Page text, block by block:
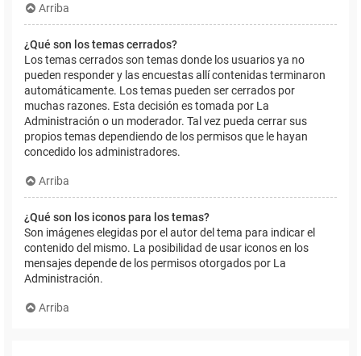
Arriba
¿Qué son los temas cerrados?
Los temas cerrados son temas donde los usuarios ya no
pueden responder y las encuestas allí contenidas terminaron
automáticamente. Los temas pueden ser cerrados por
muchas razones. Esta decisión es tomada por La
Administración o un moderador. Tal vez pueda cerrar sus
propios temas dependiendo de los permisos que le hayan
concedido los administradores.
Arriba
¿Qué son los iconos para los temas?
Son imágenes elegidas por el autor del tema para indicar el
contenido del mismo. La posibilidad de usar iconos en los
mensajes depende de los permisos otorgados por La
Administración.
Arriba